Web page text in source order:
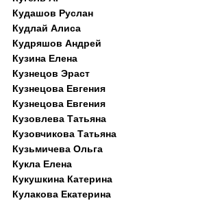
Кудашов Руслан
Кудлай Алиса
Кудряшов Андрей
Кузина Елена
Кузнецов Эраст
Кузнецова Евгения
Кузнецова Евгения
Кузовлева Татьяна
Кузовчикова Татьяна
Кузьмичева Ольга
Кукла Елена
Кукушкина Катерина
Кулакова Екатерина